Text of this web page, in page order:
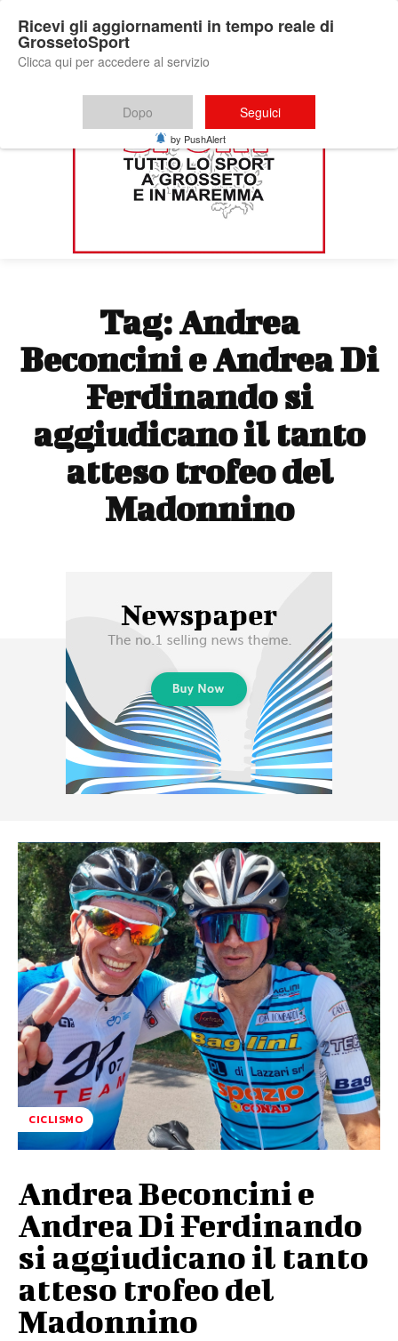
Tag:Andrea
Beconcini e Andrea Di
Ferdinando si
aggiudicano il tanto
atteso trofeo del
Madonnino
CICLISMO
Andrea Beconcini e
Andrea Di Ferdinando
si aggiudicano il tanto
atteso trofeo del
Madonnino
Ricevi gli aggiornamenti in tempo reale di
GrossetoSport
Clicca qui per accedere al servizio
Dopo Seguici
by PushAlert